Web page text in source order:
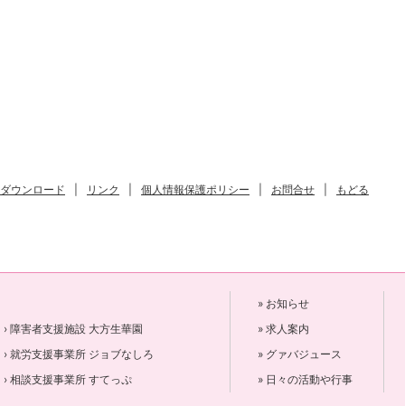
ダウンロード リンク 個人情報保護ポリシー お問合せ もどる
› 障害者支援施設 大方生華園
› 就労支援事業所 ジョブなしろ
› 相談支援事業所 すてっぷ
» お知らせ
» 求人案内
» グァバジュース
» 日々の活動や行事